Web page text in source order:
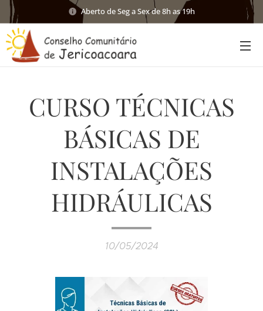
Aberto de Seg a Sex de 8h as 19h
CURSO TÉCNICAS
BÁSICAS DE
INSTALAÇÕES
HIDRÁULICAS
10/05/2024